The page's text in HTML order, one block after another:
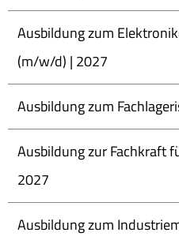
Ausbildung zum
(m/w/d) | 2027
Ausbildung zum
Ausbildung zur Fachkraft
2027
Ausbildung zum